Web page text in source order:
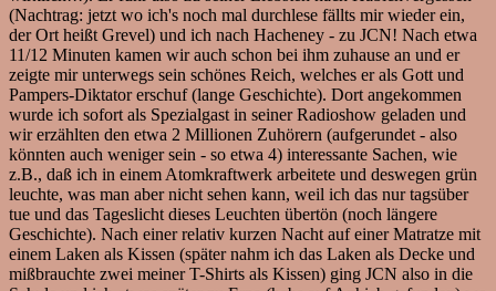
(Nachtrag: jetzt wo ich's noch mal durchlese fällts mir wieder ein,
der Ort heißt Grevel) und ich nach Hacheney - zu JCN! Nach etwa
11/12 Minuten kamen wir auch schon bei ihm zuhause an und er
zeigte mir unterwegs sein schönes Reich, welches er als Gott und
Pampers-Diktator erschuf (lange Geschichte). Dort angekommen
wurde ich sofort als Spezialgast in seiner Radioshow geladen und
wir erzählten den etwa 2 Millionen Zuhörern (aufgerundet - also
könnten auch weniger sein - so etwa 4) interessante Sachen, wie
z.B., daß ich in einem Atomkraftwerk arbeitete und deswegen grün
leuchte, was man aber nicht sehen kann, weil ich das nur tagsüber
tue und das Tageslicht dieses Leuchten übertön (noch längere
Geschichte). Nach einer relativ kurzen Nacht auf einer Matratze mit
einem Laken als Kissen (später nahm ich das Laken als Decke und
mißbrauchte zwei meiner T-Shirts als Kissen) ging JCN also in die